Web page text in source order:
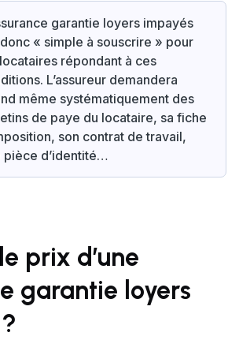
garantie loyers impayés
« simple à souscrire » pour
répondant à ces
L’assureur demandera
même systématiquement des
de paye du locataire, sa fiche
son contrat de travail,
pièce d’identité…
prix d’une
garantie loyers